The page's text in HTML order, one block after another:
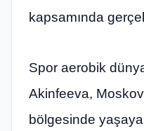
kapsamında
Spor aerobik
Akinfeeva,
bölgesinde